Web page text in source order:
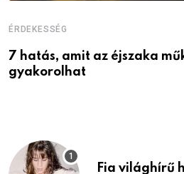
ÉRDEKESSÉG
7 hatás, amit az éjszaka
gyakorolhat
Fia világhírű